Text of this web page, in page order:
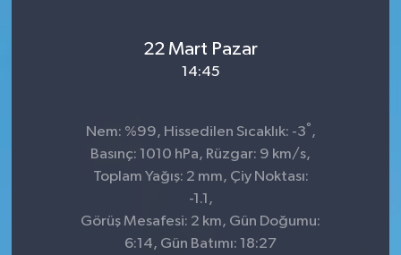
22 Mart Pazar
14:45
Nem: %99, Hissedilen Sıcaklık: -3° ,
Basınç: 1010 hPa, Rüzgar: 9 km/s,
Toplam Yağış: 2 mm, Çiy Noktası:
-1.1,
Görüş Mesafesi: 2 km, Gün Doğumu:
6:14, Gün Batımı: 18:27